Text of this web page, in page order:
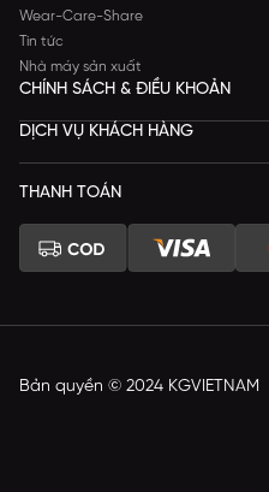
Wear-Care-Share
Tin tức
Nhà máy sản xuất
CHÍNH SÁCH & ĐIỀU KHOẢN
DỊCH VỤ KHÁCH HÀNG
THANH TOÁN
Bản quyền © 2024 KGVIETNAM